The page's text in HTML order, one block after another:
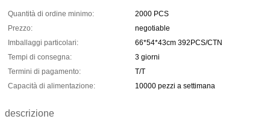
Quantità di ordine minimo:
2000 PCS
Prezzo:
negotiable
Imballaggi particolari:
66*54*43cm 392PCS/CTN
Tempi di consegna:
3 giorni
Termini di pagamento:
T/T
Capacità di alimentazione:
10000 pezzi a settimana
descrizione